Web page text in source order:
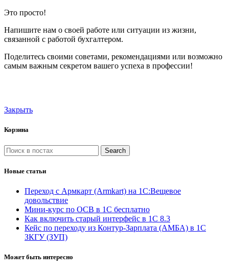
Это просто!
Напишите нам о своей работе или ситуации из жизни,
связанной с работой бухгалтером.
Поделитесь своими советами, рекомендациями или возможно
самым важным секретом вашего успеха в профессии!
Закрыть
Корзина
Search
Новые статьи
Переход с Армкарт (Armkart) на 1С:Вещевое
довольствие
Мини-курс по ОСВ в 1С бесплатно
Как включить старый интерфейс в 1С 8.3
Кейс по переходу из Контур-Зарплата (АМБА) в 1С
ЗКГУ (ЗУП)
Может быть интересно